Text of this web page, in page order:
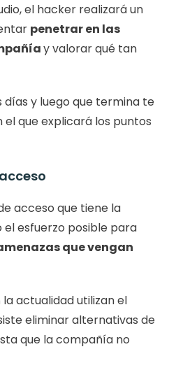
el hacker realizará un
penetrar en las
y valorar qué tan
y luego que termina te
que explicará los puntos
acceso que tiene la
esfuerzo posible para
que vengan
actualidad utilizan el
eliminar alternativas de
que la compañía no